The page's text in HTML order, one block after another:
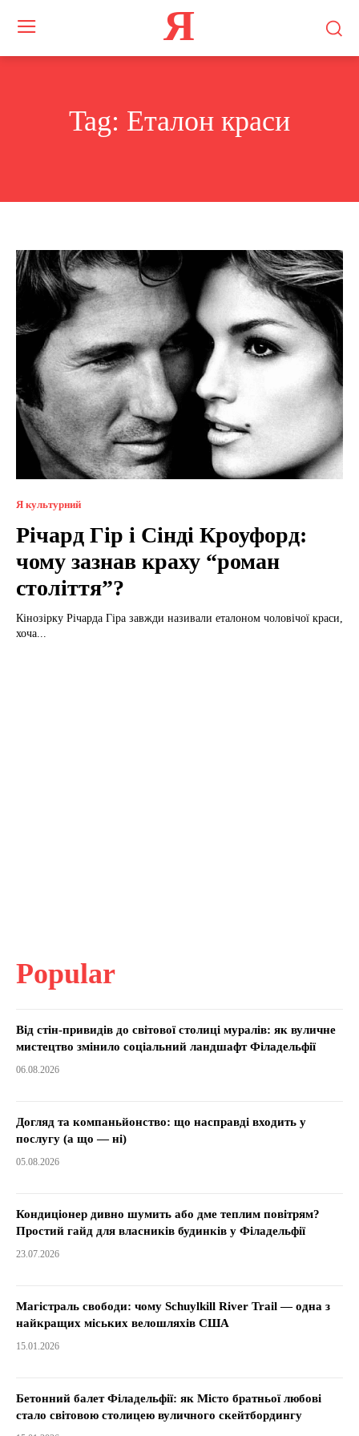
Я
Tag: Еталон краси
Я культурний
Річард Гір і Сінді Кроуфорд:
чому зазнав краху “роман
століття”?
Кінозірку Річарда Гіра завжди називали еталоном чоловічої краси,
хоча...
Popular
Від стін-привидів до світової столиці муралів: як вуличне
мистецтво змінило соціальний ландшафт Філадельфії
06.08.2026
Догляд та компаньйонство: що насправді входить у
послугу (а що — ні)
05.08.2026
Кондиціонер дивно шумить або дме теплим повітрям?
Простий гайд для власників будинків у Філадельфії
23.07.2026
Магістраль свободи: чому Schuylkill River Trail — одна з
найкращих міських велошляхів США
15.01.2026
Бетонний балет Філадельфії: як Місто братньої любові
стало світовою столицею вуличного скейтбордингу